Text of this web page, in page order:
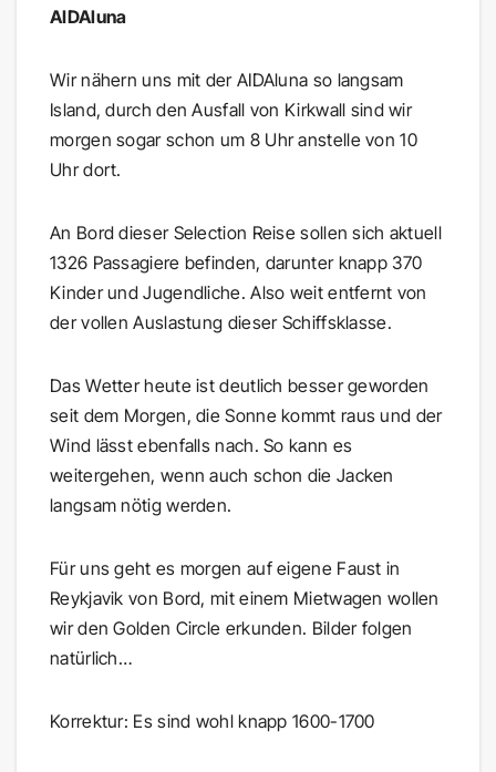
AIDAluna
Wir nähern uns mit der AIDAluna so langsam
Island, durch den Ausfall von Kirkwall sind wir
morgen sogar schon um 8 Uhr anstelle von 10
Uhr dort.
An Bord dieser Selection Reise sollen sich aktuell
1326 Passagiere befinden, darunter knapp 370
Kinder und Jugendliche. Also weit entfernt von
der vollen Auslastung dieser Schiffsklasse.
Das Wetter heute ist deutlich besser geworden
seit dem Morgen, die Sonne kommt raus und der
Wind lässt ebenfalls nach. So kann es
weitergehen, wenn auch schon die Jacken
langsam nötig werden.
Für uns geht es morgen auf eigene Faust in
Reykjavik von Bord, mit einem Mietwagen wollen
wir den Golden Circle erkunden. Bilder folgen
natürlich…
Korrektur: Es sind wohl knapp 1600-1700